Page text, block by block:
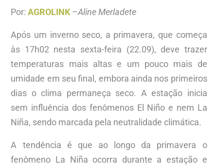
Por:AGROLINK –Aline Merladete
Após um inverno seco, a primavera, que começa
às 17h02 nesta sexta-feira (22.09), deve trazer
temperaturas mais altas e um pouco mais de
umidade em seu final, embora ainda nos primeiros
dias o clima permaneça seco. A estação inicia
sem influência dos fenômenos El Niño e nem La
Niña, sendo marcada pela neutralidade climática.
A tendência é que ao longo da primavera o
fenômeno La Niña ocorra durante a estação e